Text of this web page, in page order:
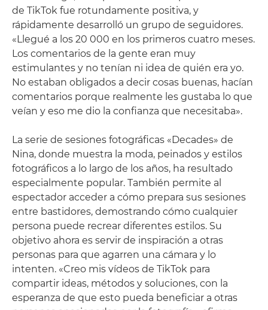
de TikTok fue rotundamente positiva, y
rápidamente desarrolló un grupo de seguidores.
«Llegué a los 20 000 en los primeros cuatro meses.
Los comentarios de la gente eran muy
estimulantes y no tenían ni idea de quién era yo.
No estaban obligados a decir cosas buenas, hacían
comentarios porque realmente les gustaba lo que
veían y eso me dio la confianza que necesitaba».
La serie de sesiones fotográficas «Decades» de
Nina, donde muestra la moda, peinados y estilos
fotográficos a lo largo de los años, ha resultado
especialmente popular. También permite al
espectador acceder a cómo prepara sus sesiones
entre bastidores, demostrando cómo cualquier
persona puede recrear diferentes estilos. Su
objetivo ahora es servir de inspiración a otras
personas para que agarren una cámara y lo
intenten. «Creo mis vídeos de TikTok para
compartir ideas, métodos y soluciones, con la
esperanza de que esto pueda beneficiar a otras